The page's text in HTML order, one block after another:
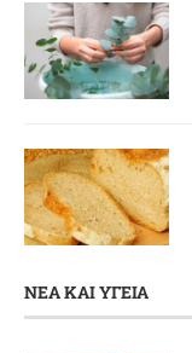
ΝΕΑ ΚΑΙ ΥΓΕΙΑ